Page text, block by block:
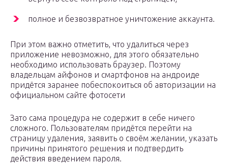
полное и безвозвратное уничтожение аккаунта.
При этом важно отметить, что удалиться через
приложение невозможно, для этого обязательно
необходимо использовать браузер. Поэтому
владельцам айфонов и смартфонов на андроиде
придётся заранее побеспокоиться об авторизации на
официальном сайте фотосети
Зато сама процедура не содержит в себе ничего
сложного. Пользователям придётся перейти на
страницу удаления, заявить о своём желании, указать
причины принятого решения и подтвердить
действия введением пароля.